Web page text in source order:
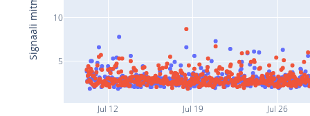
Jul 12 Jul 19 Jul 26
5
10